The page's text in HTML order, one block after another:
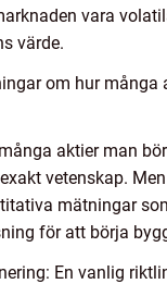
vara
värde.
om hur många
aktier man
vetenskap.
mätningar
för att börja
En vanlig